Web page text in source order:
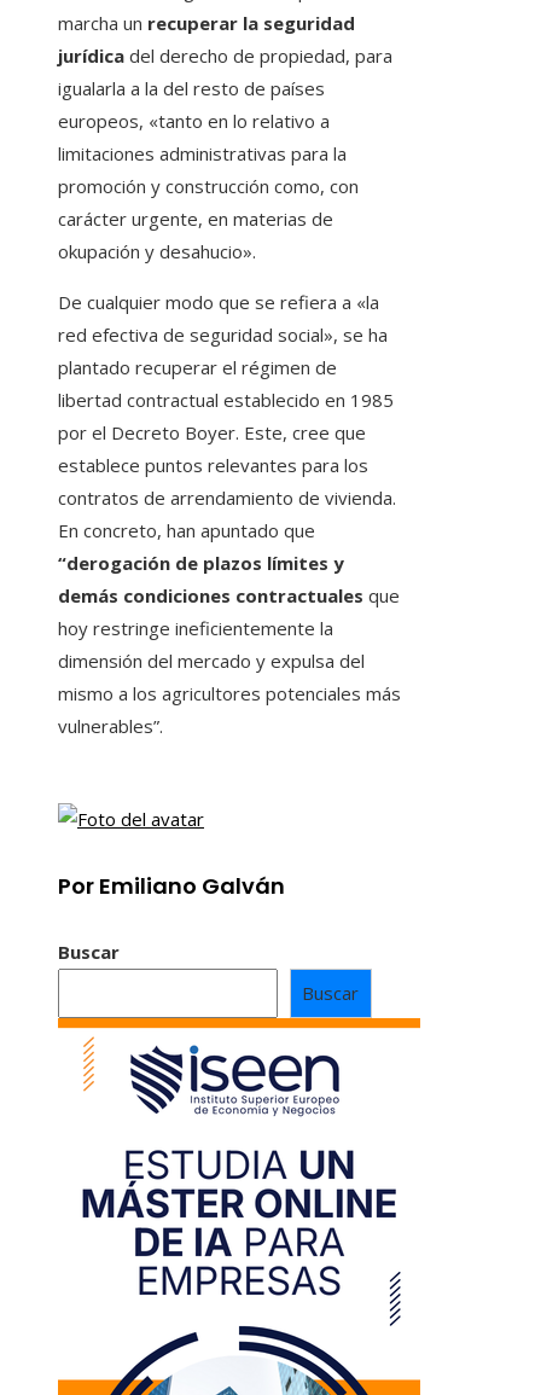
marcha un recuperar la seguridad
jurídica del derecho de propiedad, para
igualarla a la del resto de países
europeos, «tanto en lo relativo a
limitaciones administrativas para la
promoción y construcción como, con
carácter urgente, en materias de
okupación y desahucio».
De cualquier modo que se refiera a «la
red efectiva de seguridad social», se ha
plantado recuperar el régimen de
libertad contractual establecido en 1985
por el Decreto Boyer. Este, cree que
establece puntos relevantes para los
contratos de arrendamiento de vivienda.
En concreto, han apuntado que
“derogación de plazos límites y
demás condiciones contractuales que
hoy restringe ineficientemente la
dimensión del mercado y expulsa del
mismo a los agricultores potenciales más
vulnerables”.
Por Emiliano Galván
Buscar
Buscar